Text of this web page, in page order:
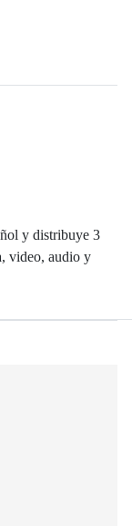
y distribuye 3
video, audio y